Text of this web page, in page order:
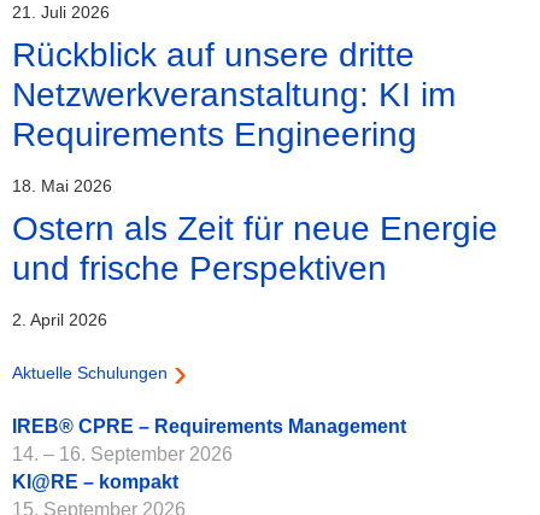
21. Juli 2026
Rückblick auf unsere dritte
Netzwerkveranstaltung: KI im
Requirements Engineering
18. Mai 2026
Ostern als Zeit für neue Energie
und frische Perspektiven
2. April 2026
Aktuelle Schulungen
IREB® CPRE – Requirements Management
14. – 16. September 2026
KI@RE – kompakt
15. September 2026